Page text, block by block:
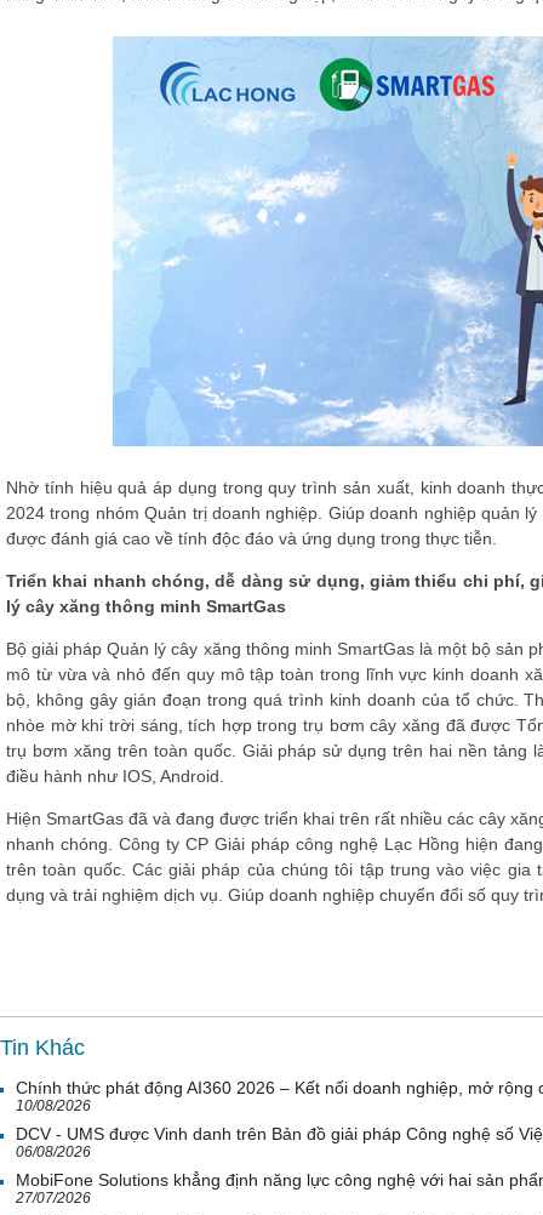
Nhờ tính hiệu quả áp dụng trong quy trình sản xuất, kinh doanh
2024 trong nhóm Quản trị doanh nghiệp. Giúp doanh nghiệp quản
được đánh giá cao về tính độc đáo và ứng dụng trong thực tiễn.
Triển khai nhanh chóng, dễ dàng sử dụng, giảm thiểu chi phí,
lý cây xăng thông minh SmartGas
Bộ giải pháp Quản lý cây xăng thông minh SmartGas là một bộ sản
mô từ vừa và nhỏ đến quy mô tập toàn trong lĩnh vực kinh doanh
bộ, không gây gián đoạn trong quá trình kinh doanh của tổ chức.
nhòe mờ khi trời sáng, tích hợp trong trụ bơm cây xăng đã được
trụ bơm xăng trên toàn quốc. Giải pháp sử dụng trên hai nền tảng
điều hành như IOS, Android.
Hiện SmartGas đã và đang được triển khai trên rất nhiều các cây
nhanh chóng. Công ty CP Giải pháp công nghệ Lạc Hồng hiện
trên toàn quốc. Các giải pháp của chúng tôi tập trung vào việc
dụng và trải nghiệm dịch vụ. Giúp doanh nghiệp chuyển đổi số quy
Tin Khác
Chính thức phát động AI360 2026 – Kết nối doanh nghiệp, mở rộng
10/08/2026
DCV - UMS được Vinh danh trên Bản đồ giải pháp Công nghệ số
06/08/2026
MobiFone Solutions khẳng định năng lực công nghệ với hai sản
27/07/2026